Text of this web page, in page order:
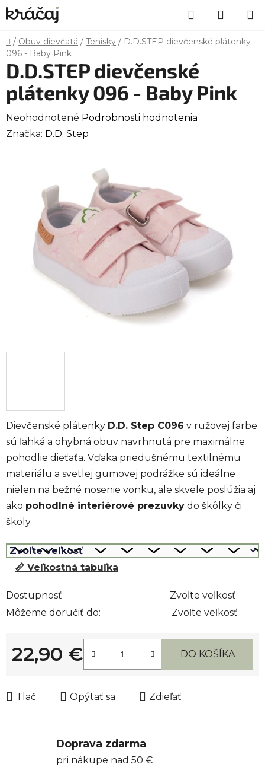
Prejsť
na
obsah
Hľadať
KOŠÍK
Domov
/ Obuv dievčatá / Tenisky / D.D.STEP dievčenské plátenky
096 - Baby Pink
Dievčenské plátenky D.D. Step C096 v ružovej farbe
sú ľahká a ohybná obuv navrhnutá pre maximálne
pohodlie dieťaťa. Vďaka priedušnému textilnému
materiálu a svetlej gumovej podrážke sú ideálne
nielen na bežné nosenie vonku, ale skvele poslúžia aj
ako pohodlné interiérové prezuvky do škôlky či
školy.
📏 Veľkostná tabuľka
Dostupnosť
Zvoľte veľkosť
Môžeme doručiť do:
Zvoľte veľkosť
22,90 €
Jednotková cena:
DO KOŠÍKA
Tlač Opýtať sa Zdieľať
D.D.STEP dievčenské
plátenky 096 - Baby Pink
Priemerné
hodnotenie
hviezdičiek.
Neohodnotené Podrobnosti hodnotenia
Značka: D.D. Step
Doprava zdarma
pri nákupe nad 50 €